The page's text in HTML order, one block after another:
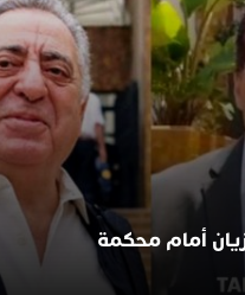
أمام محكمة